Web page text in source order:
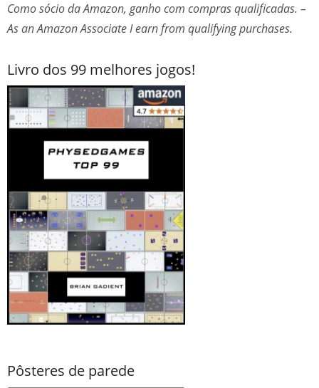
Como sócio da Amazon, ganho com compras qualificadas. –
As an Amazon Associate I earn from qualifying purchases.
Livro dos 99 melhores jogos!
Pôsteres de parede